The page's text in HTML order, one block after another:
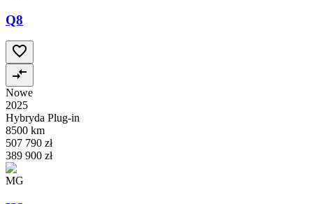
Q8
Nowe
2025
Hybryda Plug-in
8500 km
507 790 zł
389 900 zł
MG